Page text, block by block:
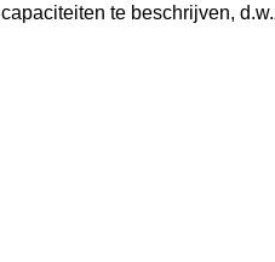
capaciteiten te beschrijven,